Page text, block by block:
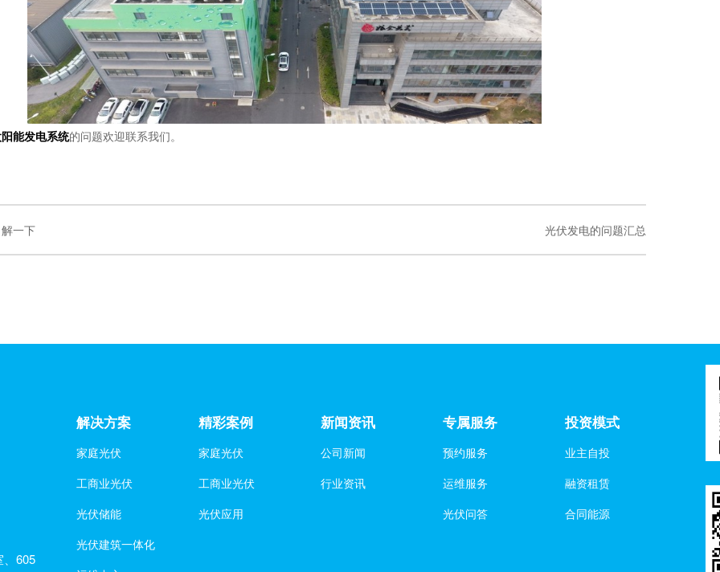
能发电系统的问题欢迎联系我们。
一下 光伏发电的问题汇总
、605
解决方案
家庭光伏
工商业光伏
光伏储能
光伏建筑一体化
精彩案例
家庭光伏
工商业光伏
光伏应用
新闻资讯
公司新闻
行业资讯
专属服务
预约服务
运维服务
光伏问答
投资模式
业主自投
融资租赁
合同能源